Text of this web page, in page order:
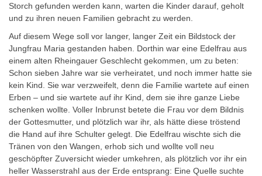
Storch gefunden werden kann, warten die Kinder darauf, geholt
und zu ihren neuen Familien gebracht zu werden.
Auf diesem Wege soll vor langer, langer Zeit ein Bildstock der
Jungfrau Maria gestanden haben. Dorthin war eine Edelfrau aus
einem alten Rheingauer Geschlecht gekommen, um zu beten:
Schon sieben Jahre war sie verheiratet, und noch immer hatte sie
kein Kind. Sie war verzweifelt, denn die Familie wartete auf einen
Erben – und sie wartete auf ihr Kind, dem sie ihre ganze Liebe
schenken wollte. Voller Inbrunst betete die Frau vor dem Bildnis
der Gottesmutter, und plötzlich war ihr, als hätte diese tröstend
die Hand auf ihre Schulter gelegt. Die Edelfrau wischte sich die
Tränen von den Wangen, erhob sich und wollte voll neu
geschöpfter Zuversicht wieder umkehren, als plötzlich vor ihr ein
heller Wasserstrahl aus der Erde entsprang: Eine Quelle suchte